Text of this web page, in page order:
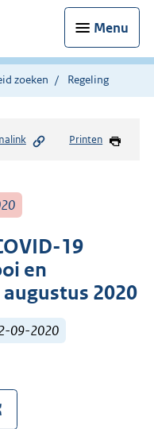
Menu
zoeken Regeling
Printen
19
en
2020
09-2020